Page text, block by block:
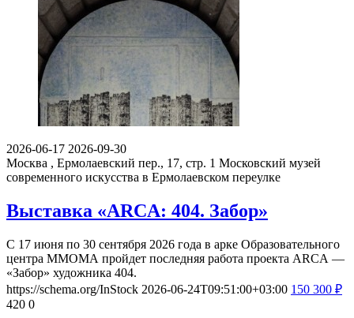
2026-06-17 2026-09-30
Москва , Ермолаевский пер., 17, стр. 1 Московский музей
современного искусства в Ермолаевском переулке
Выставка «ARCA: 404. Забор»
С 17 июня по 30 сентября 2026 года в арке Образовательного
центра ММОМА пройдет последняя работа проекта ARCA —
«Забор» художника 404.
https://schema.org/InStock 2026-06-24T09:51:00+03:00 150 300 ₽
420 0